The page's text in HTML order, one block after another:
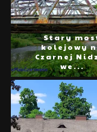
Stary
kolejowy
Czarnej
we...